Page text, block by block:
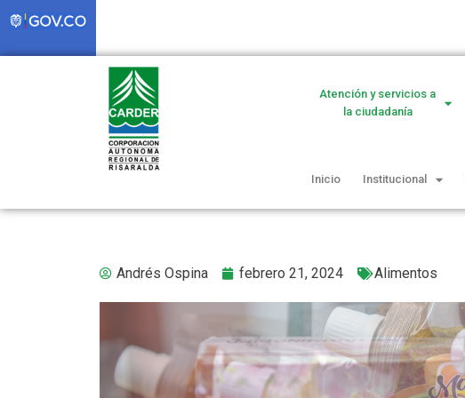
Atención y servicios a
la ciudadanía
Inicio Institucional
Andrés Ospina febrero 21, 2024 Alimentos